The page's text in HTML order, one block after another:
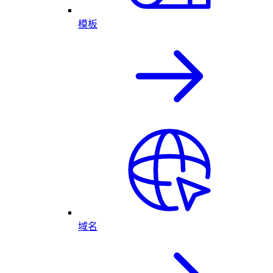
模板
域名